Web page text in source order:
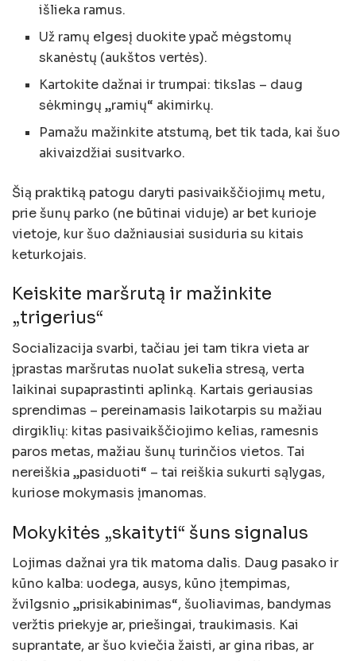
išlieka ramus.
Už ramų elgesį duokite ypač mėgstomų
skanėstų (aukštos vertės).
Kartokite dažnai ir trumpai: tikslas – daug
sėkmingų „ramių“ akimirkų.
Pamažu mažinkite atstumą, bet tik tada, kai šuo
akivaizdžiai susitvarko.
Šią praktiką patogu daryti pasivaikščiojimų metu,
prie šunų parko (ne būtinai viduje) ar bet kurioje
vietoje, kur šuo dažniausiai susiduria su kitais
keturkojais.
Keiskite maršrutą ir mažinkite
„trigerius“
Socializacija svarbi, tačiau jei tam tikra vieta ar
įprastas maršrutas nuolat sukelia stresą, verta
laikinai supaprastinti aplinką. Kartais geriausias
sprendimas – pereinamasis laikotarpis su mažiau
dirgiklių: kitas pasivaikščiojimo kelias, ramesnis
paros metas, mažiau šunų turinčios vietos. Tai
nereiškia „pasiduoti“ – tai reiškia sukurti sąlygas,
kuriose mokymasis įmanomas.
Mokykitės „skaityti“ šuns signalus
Lojimas dažnai yra tik matoma dalis. Daug pasako ir
kūno kalba: uodega, ausys, kūno įtempimas,
žvilgsnio „prisikabinimas“, šuoliavimas, bandymas
veržtis priekyje ar, priešingai, traukimasis. Kai
suprantate, ar šuo kviečia žaisti, ar gina ribas, ar